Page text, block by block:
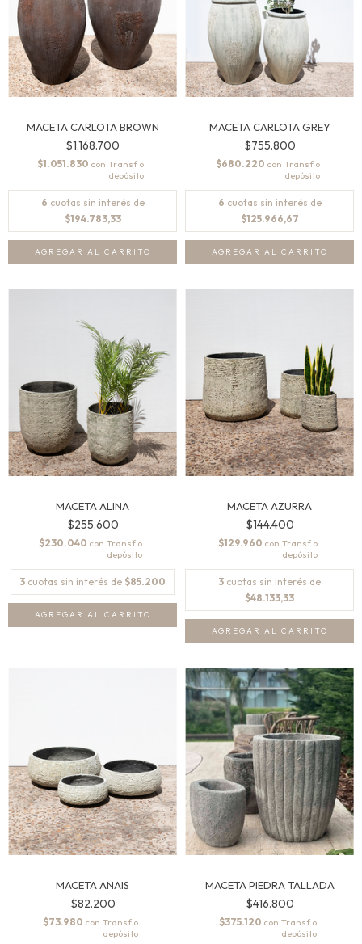
MACETA CARLOTA BROWN
$1.168.700
$1.051.830 con
6 cuotas sin interés de
$194.783,33
AGREGAR AL CARRITO
MACETA CARLOTA GREY
$755.800
$680.220 con
6 cuotas sin interés de
$125.966,67
AGREGAR AL CARRITO
MACETA ALINA
$255.600
$230.040 con
3 cuotas sin interés de $85.200
AGREGAR AL CARRITO
MACETA AZURRA
$144.400
$129.960 con
3 cuotas sin interés de
$48.133,33
AGREGAR AL CARRITO
MACETA ANAIS
$82.200
$73.980 con
MACETA PIEDRA TALLADA
$416.800
$375.120 con